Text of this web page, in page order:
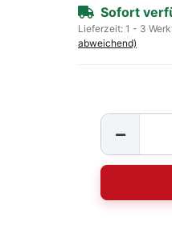
Sofort
Lieferzeit: 1 - 3
abweichend)